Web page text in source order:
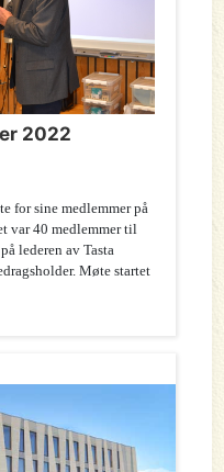
2022
for sine medlemmer på
var 40 medlemmer til
lederen av Tasta
Møte startet